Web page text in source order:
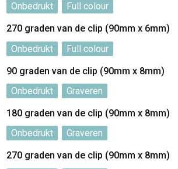
Onbedrukt
Full colour
270 graden van de clip (90mm x 6mm)
Onbedrukt
Full colour
90 graden van de clip (90mm x 8mm)
Onbedrukt
Graveren
180 graden van de clip (90mm x 8mm)
Onbedrukt
Graveren
270 graden van de clip (90mm x 8mm)